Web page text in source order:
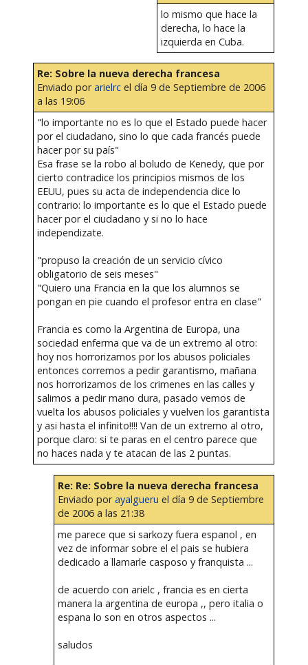
lo mismo que hace la
derecha, lo hace la
izquierda en Cuba.
Re: Sobre la nueva derecha francesa
Enviado porarielrcel día 9 de Septiembre de 2006
a las 19:06
"lo importante no es lo que el Estado puede hacer
por el ciudadano, sino lo que cada francés puede
hacer por su país"
Esa frase se la robo al boludo de Kenedy, que por
cierto contradice los principios mismos de los
EEUU, pues su acta de independencia dice lo
contrario: lo importante es lo que el Estado puede
hacer por el ciudadano y si no lo hace
independizate.
"propuso la creación de un servicio cívico
obligatorio de seis meses"
"Quiero una Francia en la que los alumnos se
pongan en pie cuando el profesor entra en clase"
Francia es como la Argentina de Europa, una
sociedad enferma que va de un extremo al otro:
hoy nos horrorizamos por los abusos policiales
entonces corremos a pedir garantismo, mañana
nos horrorizamos de los crimenes en las calles y
salimos a pedir mano dura, pasado vemos de
vuelta los abusos policiales y vuelven los garantista
y asi hasta el infinito!!!! Van de un extremo al otro,
porque claro: si te paras en el centro parece que
no haces nada y te atacan de las 2 puntas.
Re: Re: Sobre la nueva derecha francesa
Enviado porayalgueru el día 9 de Septiembre
de 2006 a las 21:38
me parece que si sarkozy fuera espanol , en
vez de informar sobre el el pais se hubiera
dedicado a llamarle casposo y franquista ...
de acuerdo con arielc , francia es en cierta
manera la argentina de europa ,, pero italia o
espana lo son en otros aspectos ...
saludos